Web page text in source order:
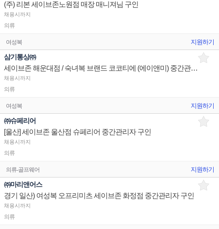
(주) 리본 세이브존노원점 매장 매니져님 구인
채용시까지
의류
여성복 지원하기
삼기통상㈜
세이브존 해운대점 / 숙녀복 브랜드 코코티에 (에이앤미) 중간관리자 구인!!
채용시까지
의류
여성복 지원하기
㈜슈페리어
[울산] 세이브존 울산점 슈페리어 중간관리자 구인
채용시까지
의류
의류-골프웨어 지원하기
㈜마리앤어스
경기 일산) 여성복 오프리미츠 세이브존 화정점 중간관리자 구인
채용시까지
의류